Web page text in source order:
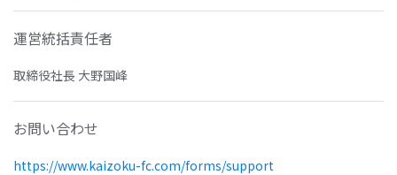
運営統括責任者
取締役社長 大野国峰
お問い合わせ
https://www.kaizoku-fc.com/forms/support